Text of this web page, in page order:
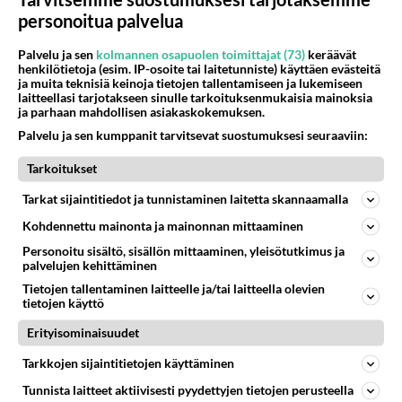
Kommentoi aloitusta...
Ketjusta on poistettu0sääntöjenvastaista viestiä.
Takaisin ylös
LUETUIMMAT KESKUSTELUT
KUUKAUSI
05.08.2026 05:51
1638
05.08.2026 07:23
Kotimaiset julkkisjuorut
34
1350
personoitua palvelua
Palvelu ja sen kolmannen osapuolen toimittajat (73) keräävät
henkilötietoja (esim. IP-osoite tai laitetunniste) käyttäen evästeitä
ja muita teknisiä keinoja tietojen tallentamiseen ja lukemiseen
laitteellasi tarjotakseen sinulle tarkoituksenmukaisia mainoksia
ja parhaan mahdollisen asiakaskokemuksen.
Palvelu ja sen kumppanit tarvitsevat suostumuksesi seuraaviin:
Tarkoitukset
Tarkat sijaintitiedot ja tunnistaminen laitetta skannaamalla
Kohdennettu mainonta ja mainonnan mittaaminen
Personoitu sisältö, sisällön mittaaminen, yleisötutkimus ja
palvelujen kehittäminen
Tietojen tallentaminen laitteelle ja/tai laitteella olevien
tietojen käyttö
Erityisominaisuudet
Tarkkojen sijaintitietojen käyttäminen
Tunnista laitteet aktiivisesti pyydettyjen tietojen perusteella